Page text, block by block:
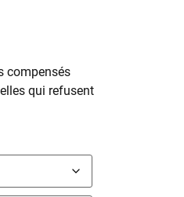
compensés
qui refusent